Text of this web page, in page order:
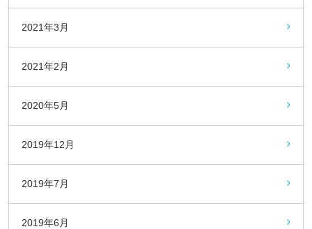
2021年3月
2021年2月
2020年5月
2019年12月
2019年7月
2019年6月